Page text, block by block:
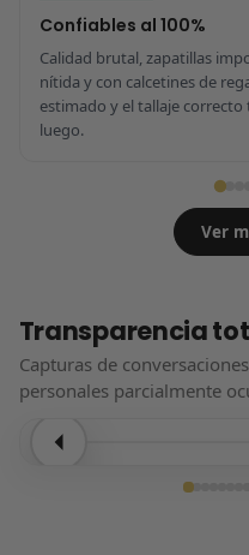
Confiables al 100%
Calidad brutal, zapatillas
nítida y con calcetines de
estimado y el tallaje
luego.
Ver
Transparencia
Capturas de
personales parcialmente